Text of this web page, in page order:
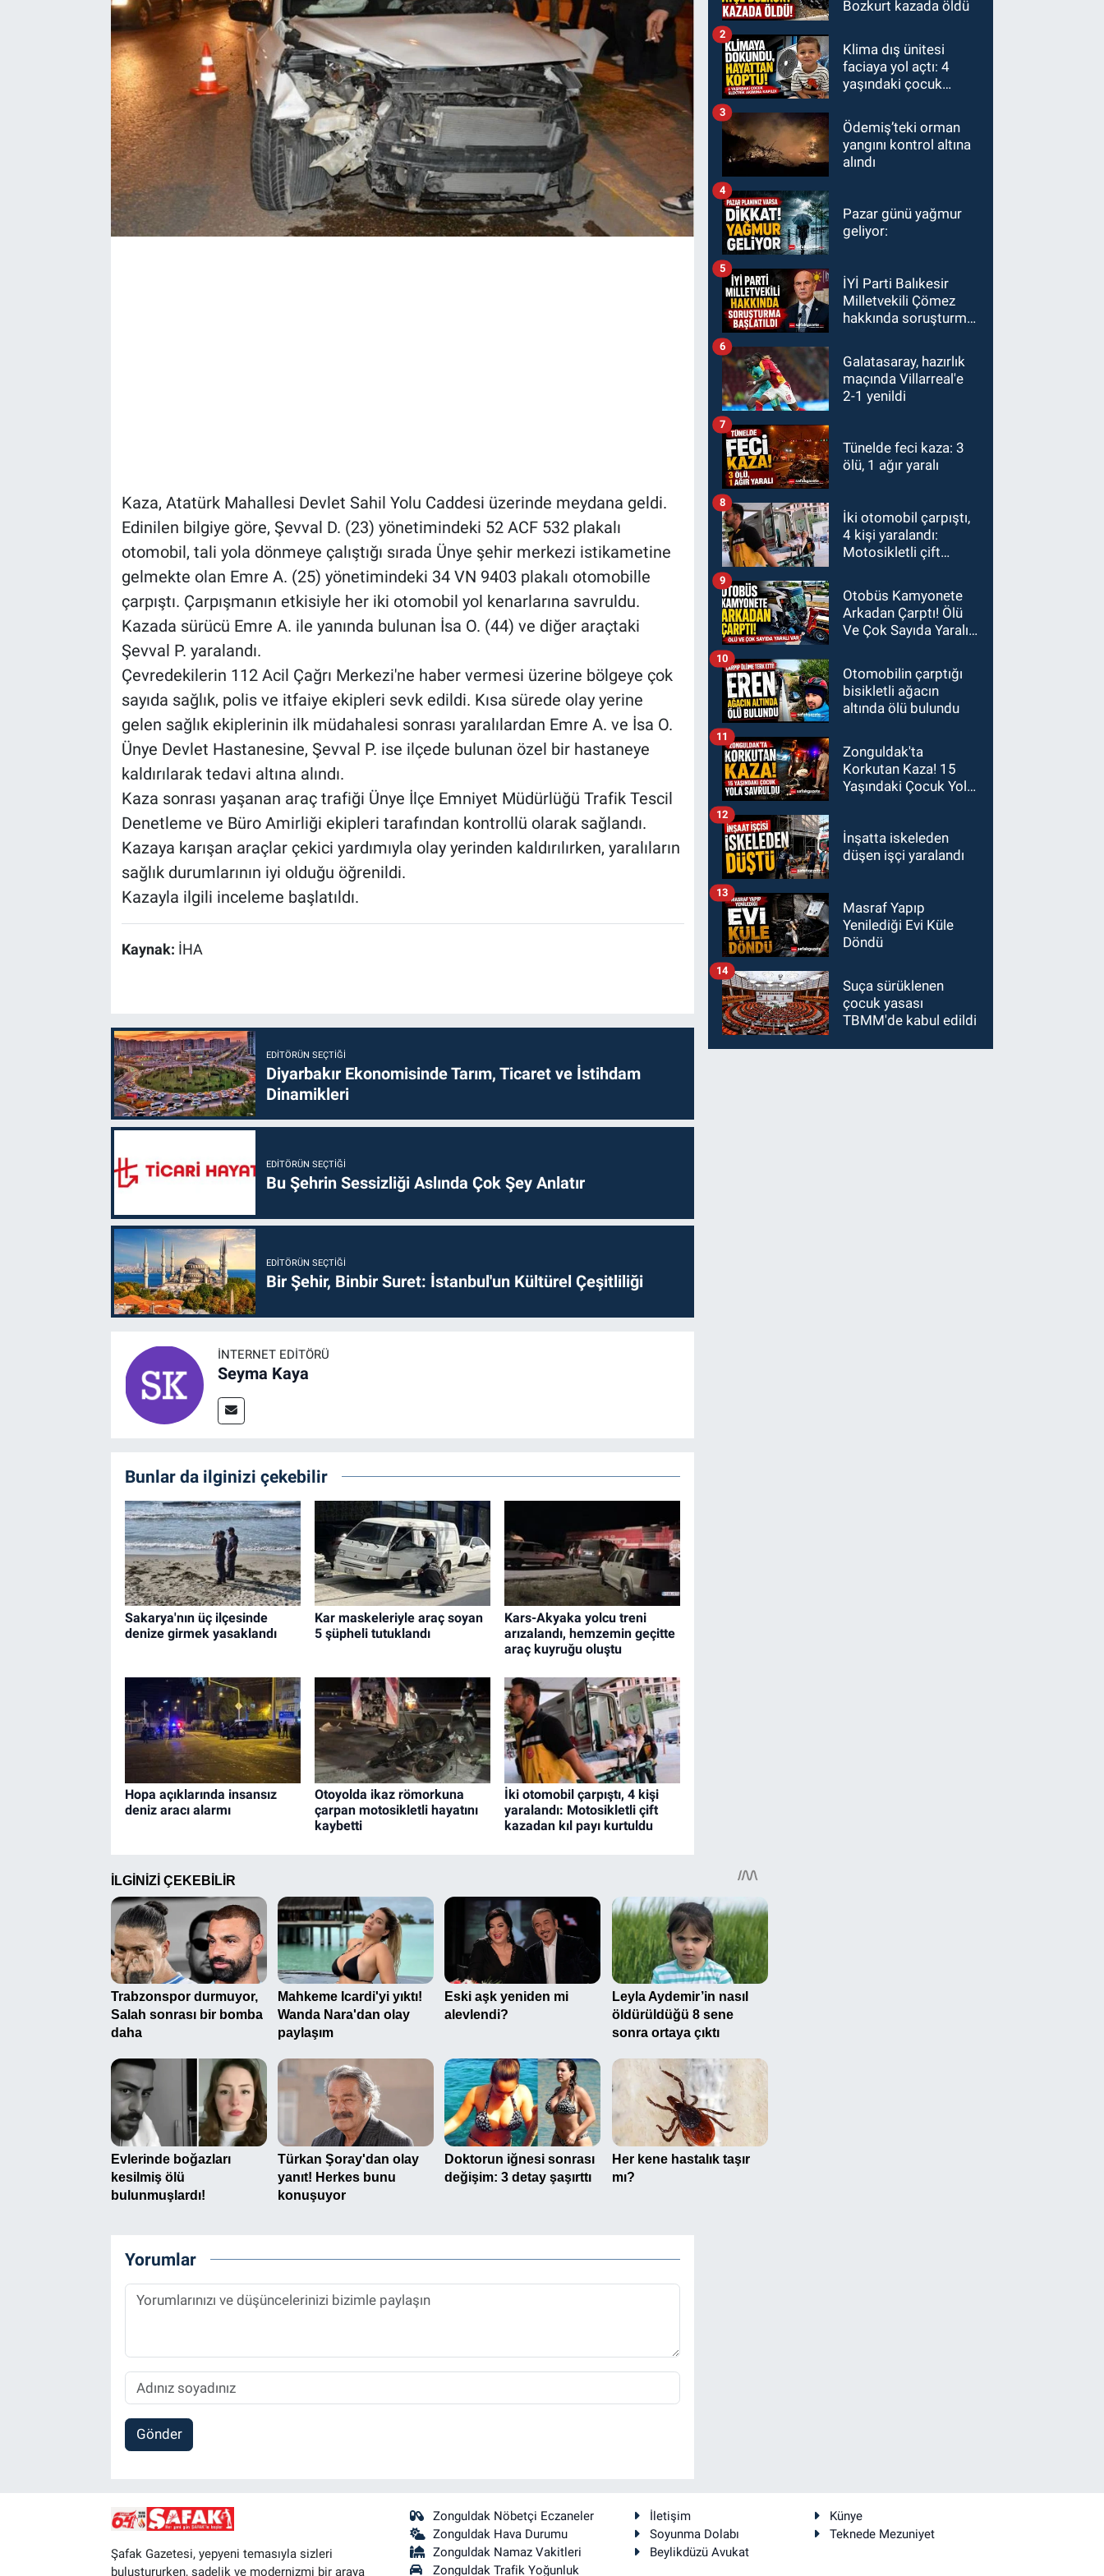
Kaza, Atatürk Mahallesi Devlet Sahil Yolu Caddesi üzerinde meydana geldi.
Edinilen bilgiye göre, Şevval D. (23) yönetimindeki 52 ACF 532 plakalı
otomobil, tali yola dönmeye çalıştığı sırada Ünye şehir merkezi istikametine
gelmekte olan Emre A. (25) yönetimindeki 34 VN 9403 plakalı otomobille
çarpıştı. Çarpışmanın etkisiyle her iki otomobil yol kenarlarına savruldu.
Kazada sürücü Emre A. ile yanında bulunan İsa O. (44) ve diğer araçtaki
Şevval P. yaralandı.
Çevredekilerin 112 Acil Çağrı Merkezi'ne haber vermesi üzerine bölgeye çok
sayıda sağlık, polis ve itfaiye ekipleri sevk edildi. Kısa sürede olay yerine
gelen sağlık ekiplerinin ilk müdahalesi sonrası yaralılardan Emre A. ve İsa O.
Ünye Devlet Hastanesine, Şevval P. ise ilçede bulunan özel bir hastaneye
kaldırılarak tedavi altına alındı.
Kaza sonrası yaşanan araç trafiği Ünye İlçe Emniyet Müdürlüğü Trafik Tescil
Denetleme ve Büro Amirliği ekipleri tarafından kontrollü olarak sağlandı.
Kazaya karışan araçlar çekici yardımıyla olay yerinden kaldırılırken, yaralıların
sağlık durumlarının iyi olduğu öğrenildi.
Kazayla ilgili inceleme başlatıldı.
Kaynak: İHA
EDITÖRÜN SEÇTIĞI
Diyarbakır Ekonomisinde Tarım, Ticaret ve İstihdam
Dinamikleri
EDITÖRÜN SEÇTIĞI
Bu Şehrin Sessizliği Aslında Çok Şey Anlatır
EDITÖRÜN SEÇTIĞI
Bir Şehir, Binbir Suret: İstanbul'un Kültürel Çeşitliliği
İNTERNET EDITÖRÜ
Seyma Kaya
Bunlar da ilginizi çekebilir
Sakarya'nın üç ilçesinde
denize girmek yasaklandı
Kar maskeleriyle araç soyan
5 şüpheli tutuklandı
Kars-Akyaka yolcu treni
arızalandı, hemzemin geçitte
araç kuyruğu oluştu
Hopa açıklarında insansız
deniz aracı alarmı
Otoyolda ikaz römorkuna
çarpan motosikletli hayatını
kaybetti
İki otomobil çarpıştı, 4 kişi
yaralandı: Motosikletli çift
kazadan kıl payı kurtuldu
Yorumlar
Gönder
Bozkurt kazada öldü
Klima dış ünitesi
faciaya yol açtı: 4
yaşındaki çocuk
2
Ödemiş’teki orman
yangını kontrol altına
alındı
3
Pazar günü yağmur
geliyor:
4
İYİ Parti Balıkesir
Milletvekili Çömez
hakkında soruşturma
5
Galatasaray, hazırlık
maçında Villarreal'e
2-1 yenildi
6
Tünelde feci kaza: 3
ölü, 1 ağır yaralı
7
İki otomobil çarpıştı,
4 kişi yaralandı:
Motosikletli çift
kurtuldu
8
Otobüs Kamyonete
Arkadan Çarptı! Ölü
Ve Çok Sayıda Yaralı
9
Otomobilin çarptığı
bisikletli ağacın
altında ölü bulundu
10
Zonguldak'ta
Korkutan Kaza! 15
Yaşındaki Çocuk Yola
11
İnşatta iskeleden
düşen işçi yaralandı
12
Masraf Yapıp
Yenilediği Evi Küle
Döndü
13
Suça sürüklenen
çocuk yasası
TBMM'de kabul edildi
14
Şafak Gazetesi, yepyeni temasıyla sizleri
buluştururken, sadelik ve modernizmi bir araya
Zonguldak Nöbetçi Eczaneler
Zonguldak Hava Durumu
Zonguldak Namaz Vakitleri
Zonguldak Trafik Yoğunluk
İletişim
Künye
Soyunma Dolabı
Teknede Mezuniyet
Beylikdüzü Avukat